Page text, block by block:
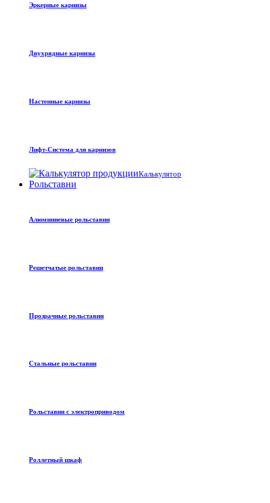
Эркерные карнизы
Двухрядные карнизы
Настенные карнизы
Лифт-Система для карнизов
Калькулятор
Рольставни
Алюминиевые рольставни
Решетчатые рольставни
Прозрачные рольставни
Стальные рольставни
Рольставни с электроприводом
Роллетный шкаф